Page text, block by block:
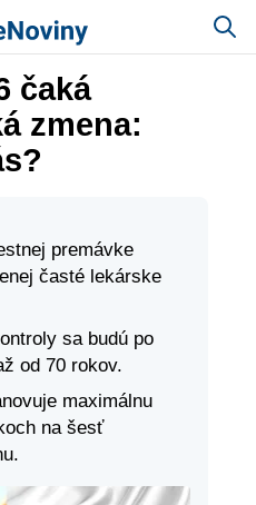
čaká
zmena:
premávke
časté lekárske
sa budú po
od 70 rokov.
maximálnu
na šesť